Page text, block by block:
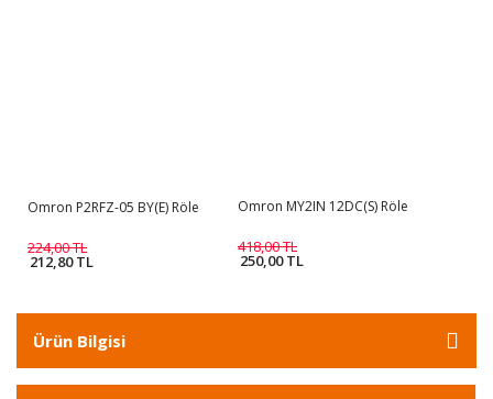
Omron P2RFZ-05 BY(E) Röle
224,00 TL
212,80 TL
Omron MY2IN 12DC(S) Röle
418,00 TL
250,00 TL
Ürün Bilgisi